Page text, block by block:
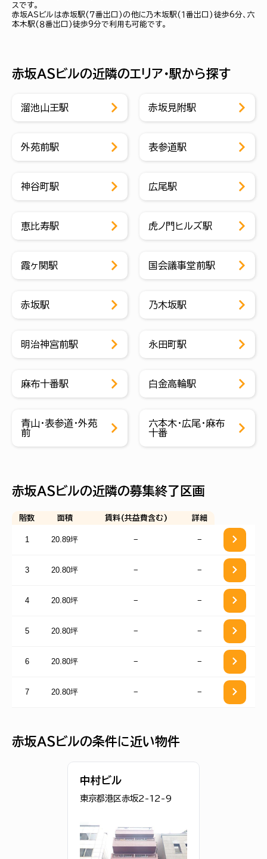
スです。
赤坂ＡＳビルは赤坂駅(７番出口)の他に乃木坂駅(１番出口)徒歩6分、六
本木駅(８番出口)徒歩9分で利用も可能です。
赤坂ＡＳビルの近隣のエリア・駅から探す
溜池山王駅 赤坂見附駅
外苑前駅 表参道駅
神谷町駅 広尾駅
恵比寿駅 虎ノ門ヒルズ駅
霞ヶ関駅 国会議事堂前駅
赤坂駅 乃木坂駅
明治神宮前駅 永田町駅
麻布十番駅 白金高輪駅
青山・表参道・外苑
前
六本木・広尾・麻布
十番
赤坂ＡＳビルの近隣の募集終了区画
階数 面積 賃料(共益費含む) 詳細
1 20.89坪 − −
3 20.80坪 − −
4 20.80坪 − −
5 20.80坪 − −
6 20.80坪 − −
7 20.80坪 − −
赤坂ＡＳビルの条件に近い物件
中村ビル
東京都港区赤坂2-12-9